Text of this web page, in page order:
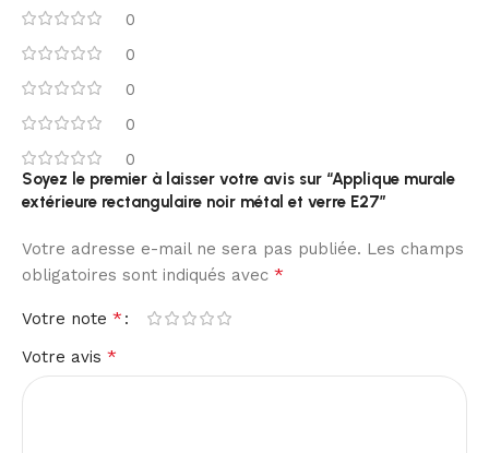
0
0
0
0
0
Soyez le premier à laisser votre avis sur “Applique murale
extérieure rectangulaire noir métal et verre E27”
Votre adresse e-mail ne sera pas publiée. Les champs
obligatoires sont indiqués avec *
Votre note *
Votre avis *